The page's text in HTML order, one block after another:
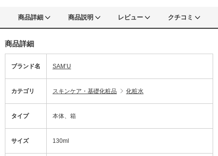
商品詳細 商品説明 レビュー クチコミ
商品詳細
ブランド名 SAM’U
カテゴリ スキンケア・基礎化粧品 化粧水
タイプ 本体、箱
サイズ 130ml